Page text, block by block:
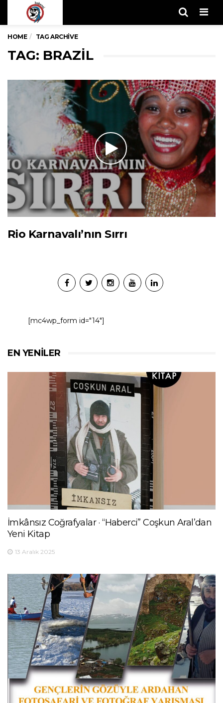
HOME TAG ARCHIVE
TAG: BRAZIL
Rio Karnavalı’nın Sırrı
[mc4wp_form id="14"]
EN YENILER
İmkânsız Coğrafyalar · “Haberci” Coşkun Aral’dan
Yeni Kitap
13 Aralık 2025